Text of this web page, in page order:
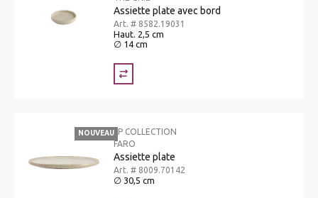
Assiette plate avec bord
Art. # 8582.19031
Haut. 2,5 cm
∅ 14 cm
NOUVEAUSP COLLECTION
FARO
Assiette plate
Art. # 8009.70142
∅ 30,5 cm